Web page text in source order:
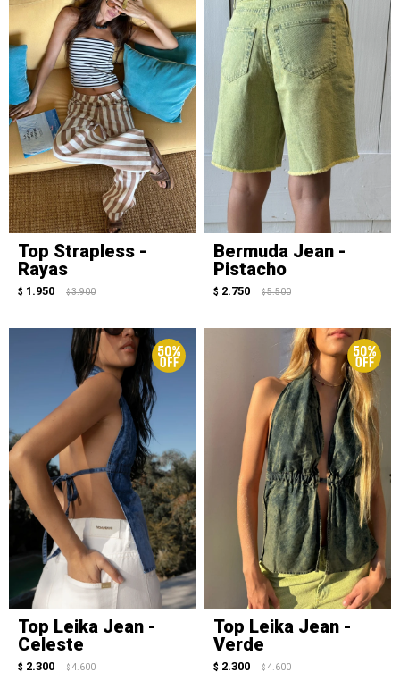
Top Strapless -
Rayas
$ 1.950 $ 3.900
Bermuda Jean -
Pistacho
$ 2.750 $ 5.500
Top Leika Jean -
Celeste
$ 2.300 $ 4.600
Top Leika Jean -
Verde
$ 2.300 $ 4.600